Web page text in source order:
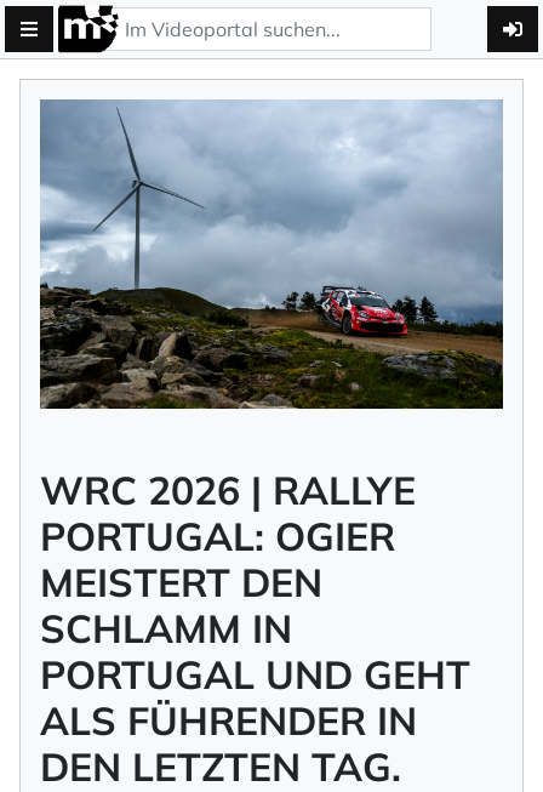
WRC 2026 | RALLYE
PORTUGAL: OGIER
MEISTERT DEN
SCHLAMM IN
PORTUGAL UND GEHT
ALS FÜHRENDER IN
DEN LETZTEN TAG.